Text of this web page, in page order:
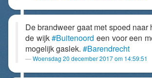
De brandweer gaat met spoed naar
de wijk#Buitenoord een voor een
mogelijk gaslek. #Barendrecht
Woensdag 20 december 2017 om 14:59:51